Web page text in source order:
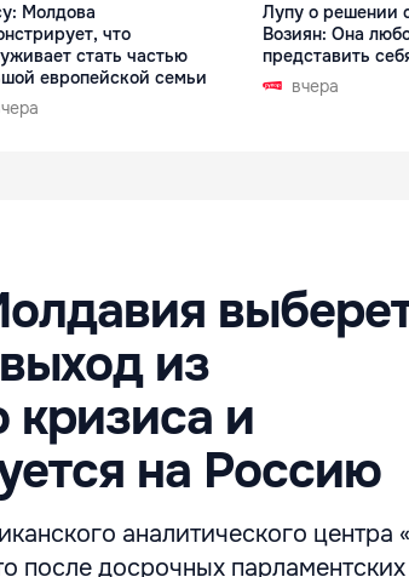
Молдова
что
стать частью
европейской семьи
Лупу о решении
Возиян: Она
представить
вчера
из
кризиса и
на Россию
аналитического центра
после досрочных